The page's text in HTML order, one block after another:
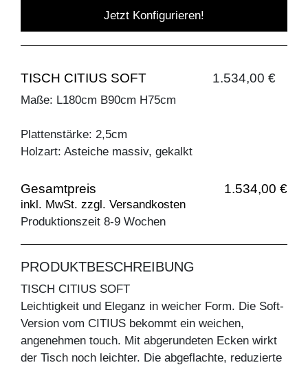
Jetzt Konfigurieren!
TISCH CITIUS SOFT 1.534,00 €
Maße: L180cm B90cm H75cm
Plattenstärke: 2,5cm
Holzart: Asteiche massiv, gekalkt
Gesamtpreis 1.534,00 €
inkl. MwSt. zzgl. Versandkosten
Produktionszeit 8-9 Wochen
PRODUKTBESCHREIBUNG
TISCH CITIUS SOFT
Leichtigkeit und Eleganz in weicher Form. Die Soft-
Version vom CITIUS bekommt ein weichen,
angenehmen touch. Mit abgerundeten Ecken wirkt
der Tisch noch leichter. Die abgeflachte, reduzierte